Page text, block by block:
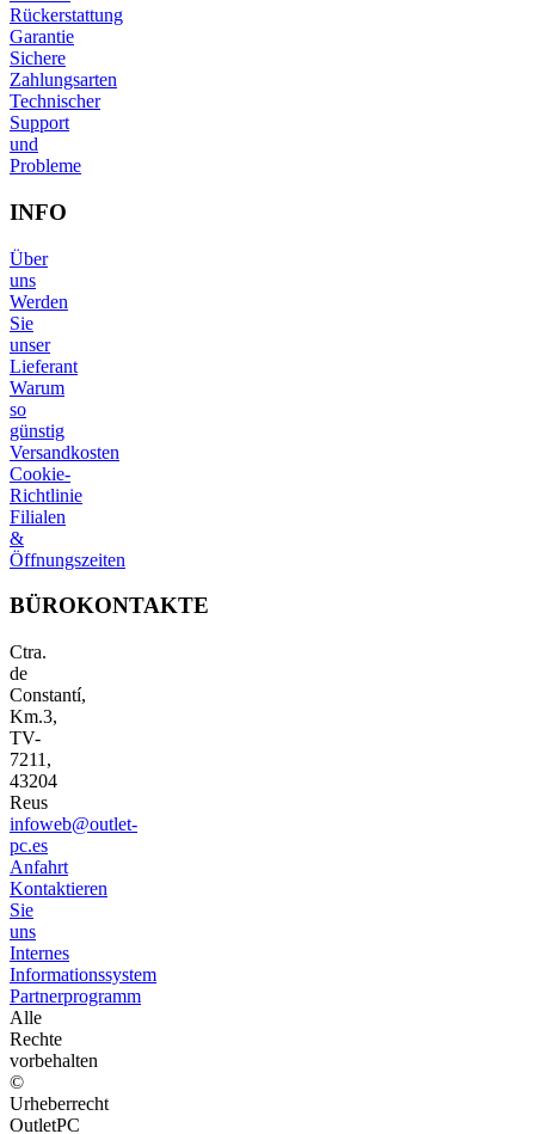
Rückerstattung
Garantie
Sichere
Zahlungsarten
Technischer
Support
und
Probleme
INFO
Über
uns
Werden
Sie
unser
Lieferant
Warum
so
günstig
Versandkosten
Cookie-
Richtlinie
Filialen
&
Öffnungszeiten
BÜROKONTAKTE
Ctra.
de
Constantí,
Km.3,
TV-
7211,
43204
Reus
infoweb@outlet-
pc.es
Anfahrt
Kontaktieren
Sie
uns
Internes
Informationssystem
Partnerprogramm
Alle
Rechte
vorbehalten
©
Urheberrecht
OutletPC